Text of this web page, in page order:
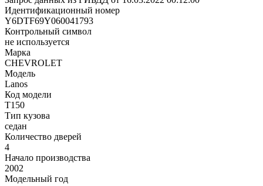
Идентификационный номер
Y6DTF69Y060041793
Контрольный символ
не используется
Марка
CHEVROLET
Модель
Lanos
Код модели
T150
Тип кузова
седан
Количество дверей
4
Начало производства
2002
Модельный год